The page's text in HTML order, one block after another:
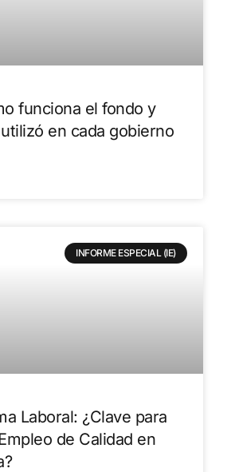
funciona el fondo y
en cada gobierno
INFORME ESPECIAL (IE)
Laboral: ¿Clave para
de Calidad en